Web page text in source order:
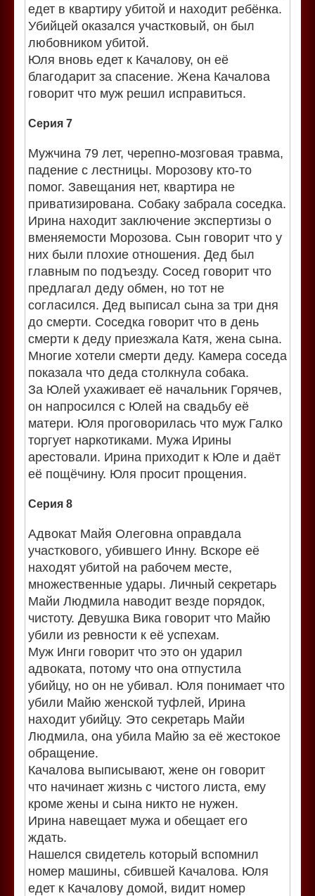
едет в квартиру убитой и находит ребёнка.
Убийцей оказался участковый, он был
любовником убитой.
Юля вновь едет к Качалову, он её
благодарит за спасение. Жена Качалова
говорит что муж решил исправиться.
Серия 7
Мужчина 79 лет, черепно-мозговая травма,
падение с лестницы. Морозову кто-то
помог. Завещания нет, квартира не
приватизирована. Собаку забрала соседка.
Ирина находит заключение экспертизы о
вменяемости Морозова. Сын говорит что у
них были плохие отношения. Дед был
главным по подъезду. Сосед говорит что
предлагал деду обмен, но тот не
согласился. Дед выписал сына за три дня
до смерти. Соседка говорит что в день
смерти к деду приезжала Катя, жена сына.
Многие хотели смерти деду. Камера соседа
показала что деда столкнула собака.
За Юлей ухаживает её начальник Горячев,
он напросился с Юлей на свадьбу её
матери. Юля проговорилась что муж Галко
торгует наркотиками. Мужа Ирины
арестовали. Ирина приходит к Юле и даёт
её пощёчину. Юля просит прощения.
Серия 8
Адвокат Майя Олеговна оправдала
участкового, убившего Инну. Вскоре её
находят убитой на рабочем месте,
множественные удары. Личный секретарь
Майи Людмила наводит везде порядок,
чистоту. Девушка Вика говорит что Майю
убили из ревности к её успехам.
Муж Инги говорит что это он ударил
адвоката, потому что она отпустила
убийцу, но он не убивал. Юля понимает что
убили Майю женской туфлей, Ирина
находит убийцу. Это секретарь Майи
Людмила, она убила Майю за её жестокое
обращение.
Качалова выписывают, жене он говорит
что начинает жизнь с чистого листа, ему
кроме жены и сына никто не нужен.
Ирина навещает мужа и обещает его
ждать.
Нашелся свидетель который вспомнил
номер машины, сбившей Качалова. Юля
едет к Качалову домой, видит номер